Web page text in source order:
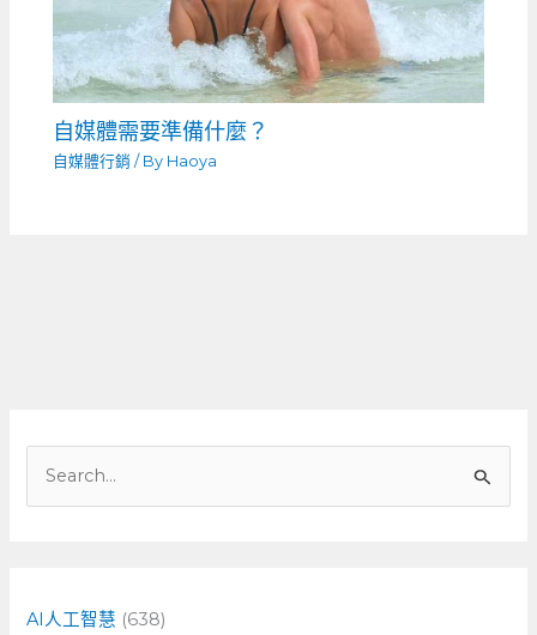
自媒體需要準備什麼？
自媒體行銷 / By Haoya
字
AI人工智慧 (638)